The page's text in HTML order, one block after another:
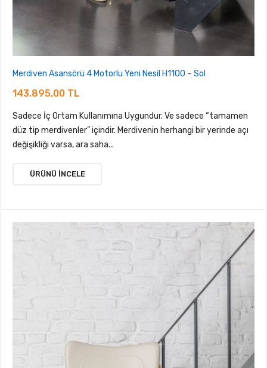
Merdiven Asansörü 4 Motorlu Yeni Nesil H1100 – Sol
143.895,00 TL
Sadece İç Ortam Kullanımına Uygundur. Ve sadece “tamamen
düz tip merdivenler” içindir. Merdivenin herhangi bir yerinde açı
değişikliği varsa, ara saha...
ÜRÜNÜ İNCELE